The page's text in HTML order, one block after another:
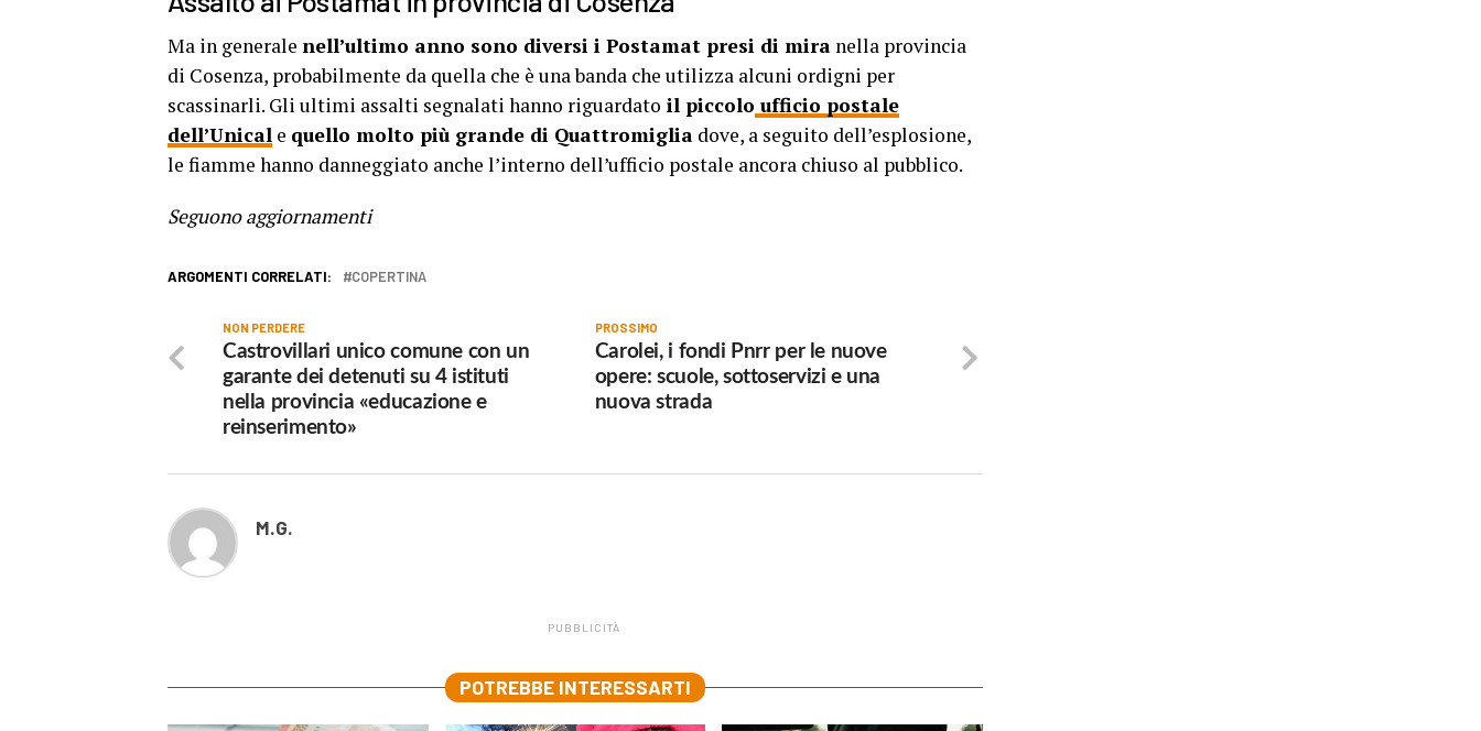
Ma in generale nell’ultimo anno sono diversi i Postamat presi di mira nella provincia
di Cosenza, probabilmente da quella che è una banda che utilizza alcuni ordigni per
scassinarli. Gli ultimi assalti segnalati hanno riguardato il piccolo ufficio postale
dell’Unical e quello molto più grande di Quattromiglia dove, a seguito dell’esplosione,
le fiamme hanno danneggiato anche l’interno dell’ufficio postale ancora chiuso al pubblico.
Seguono aggiornamenti
ARGOMENTI CORRELATI: COPERTINA
PROSSIMO
Carolei, i fondi Pnrr per le nuove
opere: scuole, sottoservizi e una
nuova strada
NON PERDERE
Castrovillari unico comune con un
garante dei detenuti su 4 istituti
nella provincia «educazione e
reinserimento»
M.G.
PUBBLICITÀ
POTREBBE INTERESSARTI